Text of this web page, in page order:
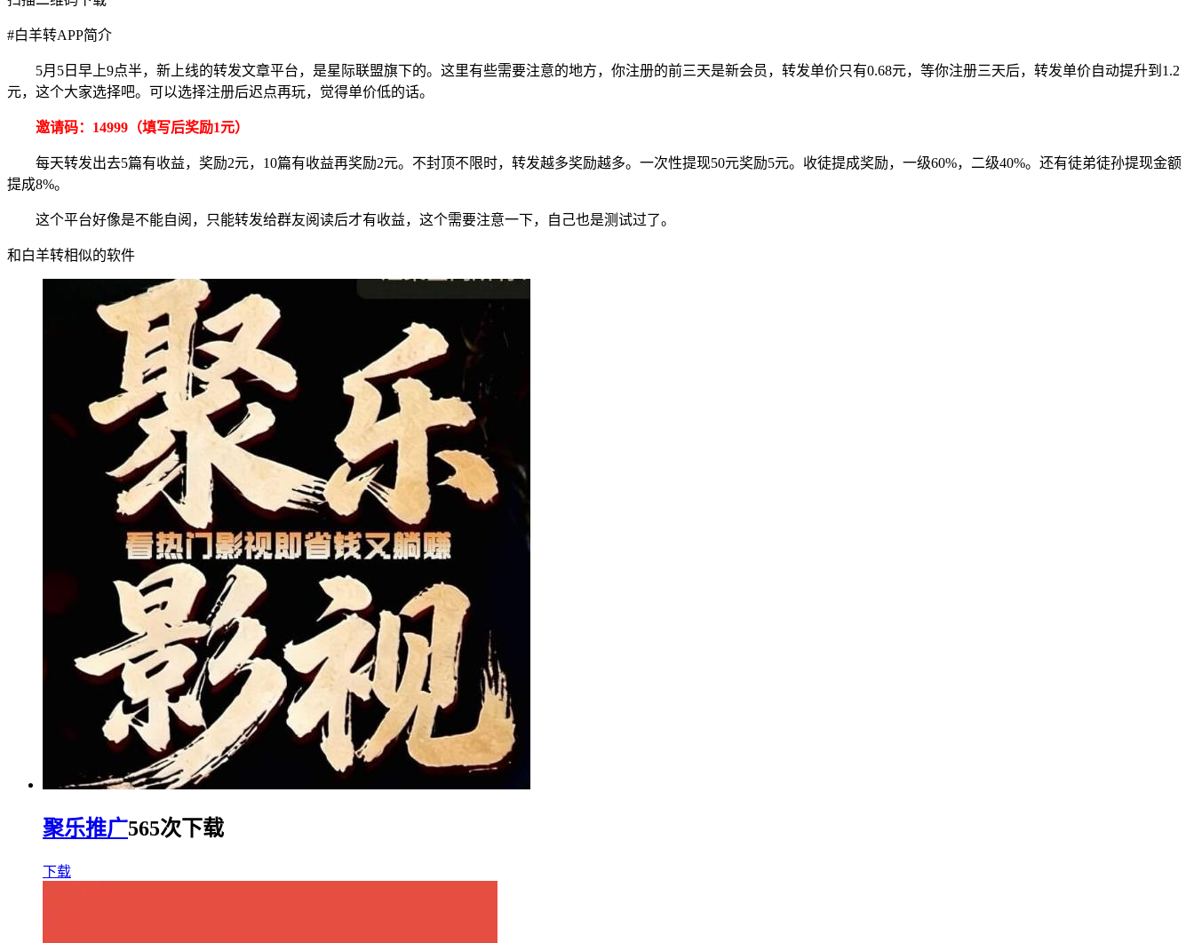
#白羊转APP简介
5月5日早上9点半，新上线的转发文章平台，是星际联盟旗下的。这里有些需要注意的地方，你注册的前三天是新会员，转发单价只有0.68元，等你注册三天后，转发单价自动提升到1.2
元，这个大家选择吧。可以选择注册后迟点再玩，觉得单价低的话。
邀请码：14999（填写后奖励1元）
每天转发出去5篇有收益，奖励2元，10篇有收益再奖励2元。不封顶不限时，转发越多奖励越多。一次性提现50元奖励5元。收徒提成奖励，一级60%，二级40%。还有徒弟徒孙提现金额
提成8%。
这个平台好像是不能自阅，只能转发给群友阅读后才有收益，这个需要注意一下，自己也是测试过了。
和白羊转相似的软件
聚乐推广565次下载
下载